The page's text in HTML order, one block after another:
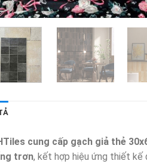
cung cấp gạch giả thẻ
trơn, kết hợp hiệu ứng thiết kế